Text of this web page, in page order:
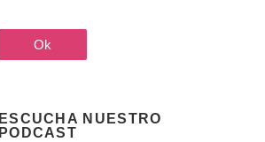
ESCUCHA NUESTRO
PODCAST